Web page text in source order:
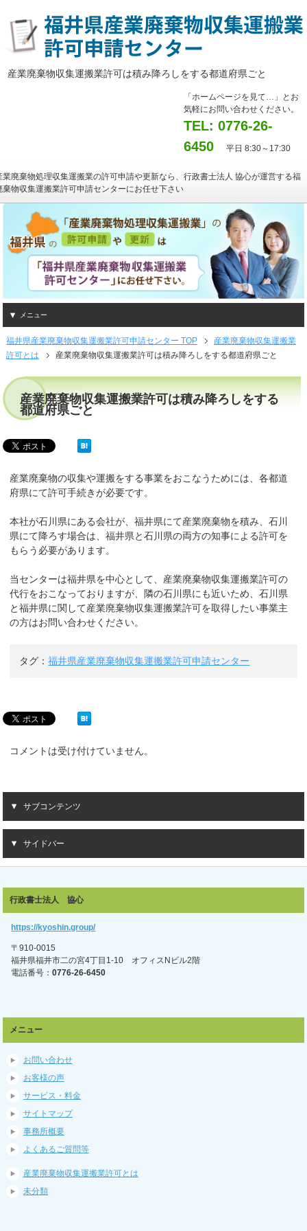
産業廃棄物収集運搬業許可は積み降ろしをする都道府県ごと
「ホームページを見て…」とお
気軽にお問い合わせください。
TEL: 0776-26-
6450
平日 8:30～17:30
業廃棄物処理収集運搬業の許可申請や更新なら、行政書士法人 協心が運営する福
棄物収集運搬業許可申請センターにお任せ下さい
メニュー
福井県産業廃棄物収集運搬業許可申請センター TOP
産業廃棄物収集運搬業
許可とは
産業廃棄物収集運搬業許可は積み降ろしをする都道府県ごと
産業廃棄物収集運搬業許可は積み降ろしをする
都道府県ごと
産業廃棄物の収集や運搬をする事業をおこなうためには、各都道
府県にて許可手続きが必要です。
本社が石川県にある会社が、福井県にて産業廃棄物を積み、石川
県にて降ろす場合は、福井県と石川県の両方の知事による許可を
もらう必要があります。
当センターは福井県を中心として、産業廃棄物収集運搬業許可の
代行をおこなっておりますが、隣の石川県にも近いため、石川県
と福井県に関して産業廃棄物収集運搬業許可を取得したい事業主
の方はお問い合わせください。
タグ：福井県産業廃棄物収集運搬業許可申請センター
コメントは受け付けていません。
サブコンテンツ
サイドバー
行政書士法人 協心
https://kyoshin.group/
〒910-0015
福井県福井市二の宮4丁目1-10 オフィスNビル2階
電話番号：0776-26-6450
メニュー
お問い合わせ
お客様の声
サービス・料金
サイトマップ
事務所概要
よくあるご質問等
産業廃棄物収集運搬業許可とは
未分類